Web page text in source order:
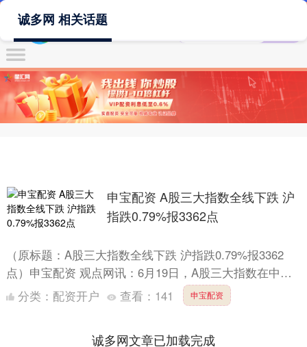
诚多网 相关话题
申宝配资 A股三大指数全线下跌 沪
指跌0.79%报3362点
（原标题：A股三大指数全线下跌 沪指跌0.79%报3362
点）申宝配资 观点网讯：6月19日，A股三大指数在中国
市场低开低走，沪指跌0.79%报3362点，深证....
分类： 配资开户 查看： 141 申宝配资
诚多网文章已加载完成